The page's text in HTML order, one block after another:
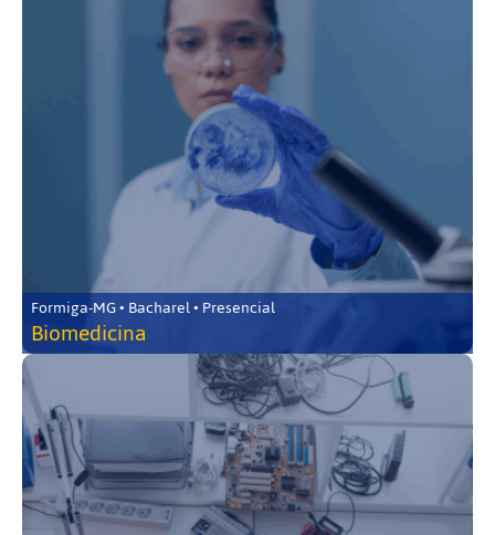
Formiga-MG • Bacharel • Presencial
Biomedicina